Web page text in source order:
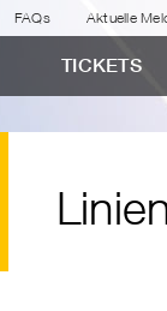
FAQs Aktuelle
TICKETS